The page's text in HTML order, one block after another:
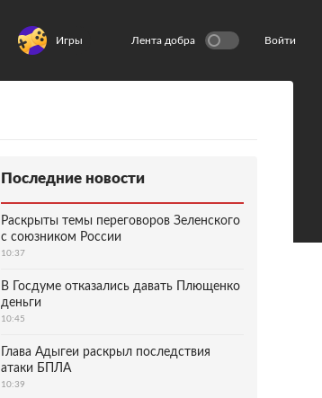
Игры Лента добра Войти
Последние новости
Раскрыты темы переговоров Зеленского
с союзником России
10:37
В Госдуме отказались давать Плющенко
деньги
10:45
Глава Адыгеи раскрыл последствия
атаки БПЛА
10:39